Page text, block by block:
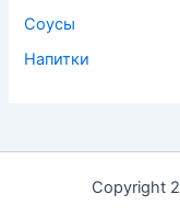
Соусы
Напитки
Copyright